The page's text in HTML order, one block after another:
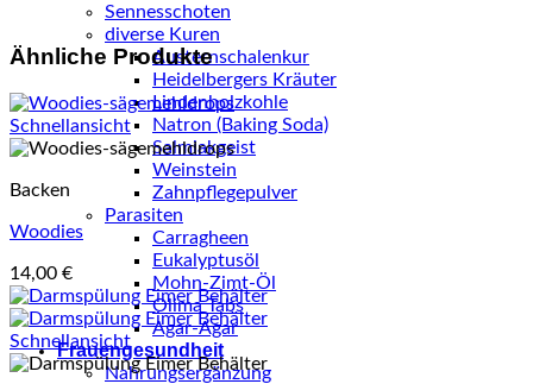
Sennesschoten
diverse Kuren
Austernschalenkur
Heidelbergers Kräuter
Lindenholzkohle
Natron (Baking Soda)
Salmiakgeist
Weinstein
Zahnpflegepulver
Parasiten
Carragheen
Eukalyptusöl
Mohn-Zimt-Öl
Olima Tabs
Agar-Agar
Frauengesundheit
Nahrungsergänzung
Ähnliche Produkte
Schnellansicht
Backen
Woodies
14,00 €
Schnellansicht